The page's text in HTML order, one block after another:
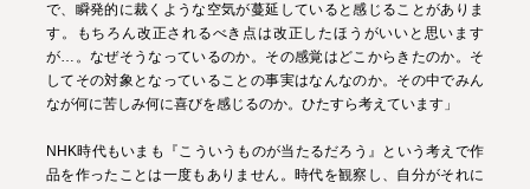
で、瞬発的に裁くような空気が蔓延していると感じることがありま
す。もちろん改正されるべき点は改正したほうがいいと思います
が…。なぜそうなっているのか。その感覚はどこからきたのか。そ
してその対象となっていることの事実はなんなのか。その中でみん
なが何に苦しみ何に喜びを感じるのか。ひたすら考えています」
NHK時代もいまも『こういうものが当たるだろう』という考えで作
品を作ったことは一度もありません。時代を観察し、自分がそれに